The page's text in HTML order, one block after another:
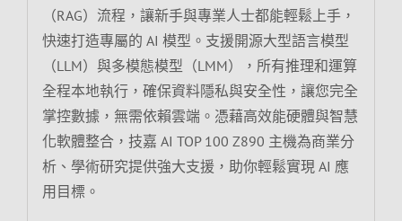
（RAG）流程，讓新手與專業人士都能輕鬆上手，
快速打造專屬的 AI 模型。支援開源大型語言模型
（LLM）與多模態模型（LMM），所有推理和運算
全程本地執行，確保資料隱私與安全性，讓您完全
掌控數據，無需依賴雲端。憑藉高效能硬體與智慧
化軟體整合，技嘉 AI TOP 100 Z890 主機為商業分
析、學術研究提供強大支援，助你輕鬆實現 AI 應
用目標。